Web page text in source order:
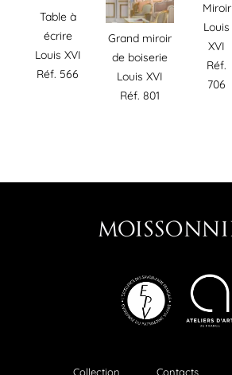
Table à
écrire
Louis XVI
Réf. 566
Grand miroir
de boiserie
Louis XVI
Réf. 801
Miroir
Louis
XVI
Réf.
706
Collection Contacts